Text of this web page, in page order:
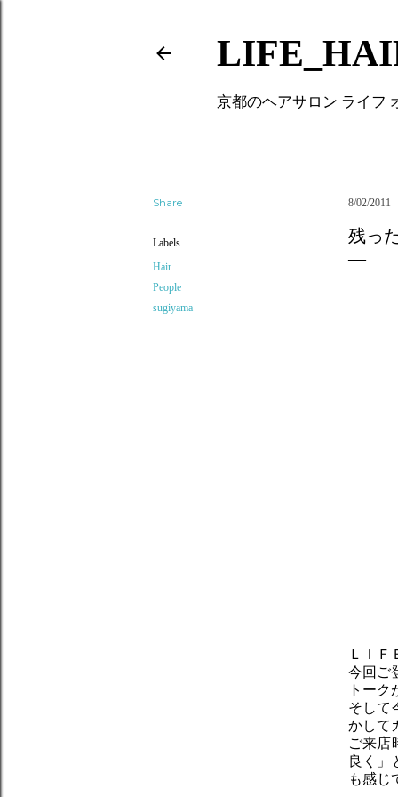
京都のヘアサロン ライフ
Share
Labels
Hair
People
sugiyama
8/02/2011
残っ
ＬＩＦ
今回ご
トー
そして
かして
ご来店
良く」
も感じ